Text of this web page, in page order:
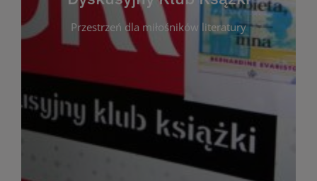
Przestrzeń dla miłośników literatury
Dyskusyjny Klub Ksążki
Dyskusyjny Klub Książki to przestrzeń dla
miłośników literatury, którzy lubią dzielić się
opiniami i emocjami po lekturze. Spotykamy się
regularnie, by rozmawiać o wybranych tytułach z
różnych gatunków literackich. Każde spotkanie to
okazja do inspirującej dyskusji, wymiany